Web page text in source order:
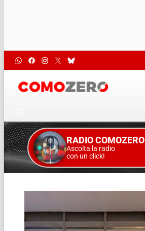
RADIO COMOZERO
Ascolta la radio
con un click!